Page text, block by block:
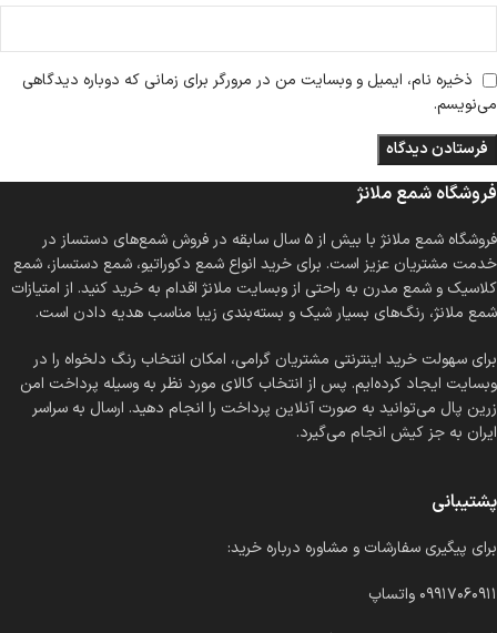
ذخیره نام، ایمیل و وبسایت من در مرورگر برای زمانی که دوباره دیدگاهی
می‌نویسم.
فروشگاه شمع ملانژ
فروشگاه شمع ملانژ با بیش از ۵ سال سابقه در فروش شمع‌های دستساز در
خدمت مشتریان عزیز است. برای خرید انواع شمع دکوراتیو، شمع دستساز، شمع
کلاسیک و شمع مدرن به راحتی از وبسایت ملانژ اقدام به خرید کنید. از امتیازات
شمع ملانژ، رنگ‌های بسیار شیک و بسته‌بندی زیبا مناسب هدیه دادن است.
برای سهولت خرید اینترنتی مشتریان گرامی، امکان انتخاب رنگ دلخواه را در
وبسایت ایجاد کرده‌ایم. پس از انتخاب کالای مورد نظر به وسیله پرداخت امن
زرین پال می‌توانید به صورت آنلاین پرداخت را انجام دهید. ارسال به سراسر
ایران به جز کیش انجام می‌گیرد.
پشتیبانی
برای پیگیری سفارشات و مشاوره درباره خرید:
۰۹۹۱۷۰۶۰۹۱۱ واتساپ